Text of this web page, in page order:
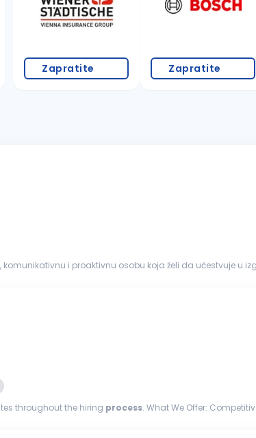
Zapratite Zapratite
i proaktivnu osobu koja želi da učestvuje
throughout the hiring process. What We Offer: Competitive base salary + additional pay for weekend shifts Performance based